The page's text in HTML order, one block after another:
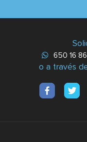
650 16
o a través